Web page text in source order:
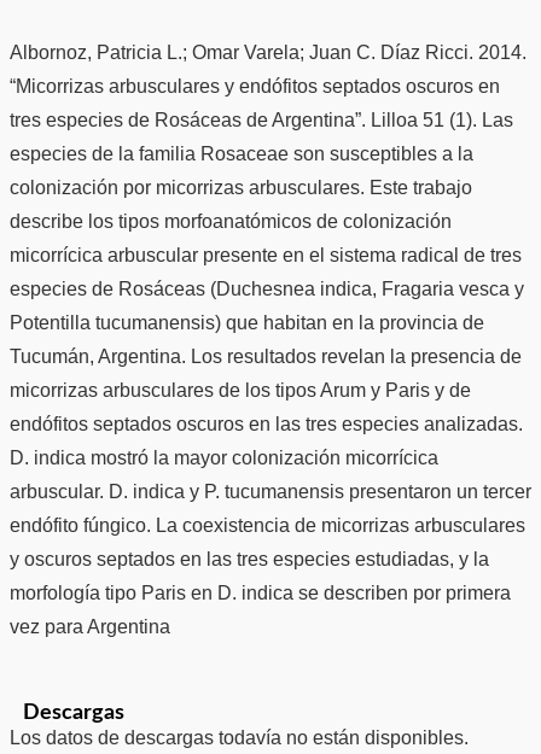
Albornoz, Patricia L.; Omar Varela; Juan C. Díaz Ricci. 2014.
“Micorrizas arbusculares y endófitos septados oscuros en
tres especies de Rosáceas de Argentina”. Lilloa 51 (1). Las
especies de la familia Rosaceae son susceptibles a la
colonización por micorrizas arbusculares. Este trabajo
describe los tipos morfoanatómicos de colonización
micorrícica arbuscular presente en el sistema radical de tres
especies de Rosáceas (Duchesnea indica, Fragaria vesca y
Potentilla tucumanensis) que habitan en la provincia de
Tucumán, Argentina. Los resultados revelan la presencia de
micorrizas arbusculares de los tipos Arum y Paris y de
endófitos septados oscuros en las tres especies analizadas.
D. indica mostró la mayor colonización micorrícica
arbuscular. D. indica y P. tucumanensis presentaron un tercer
endófito fúngico. La coexistencia de micorrizas arbusculares
y oscuros septados en las tres especies estudiadas, y la
morfología tipo Paris en D. indica se describen por primera
vez para Argentina
Descargas
Los datos de descargas todavía no están disponibles.